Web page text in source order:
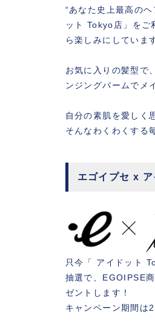
“あなた史上最高の
ット Tokyo店」をご
ら楽しみにしていま
お気に入りの髪型で
ンジングバームでメ
自分の素肌を愛しく
そんなわくわくする
エゴイプセ x ア
只今「 アイドット
抽選で、EGOIPSE
ゼントします！
キャンペーン期間は